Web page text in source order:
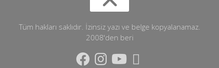
Tüm hakları saklıdır. İzinsiz yazı ve belge kopyalanamaz.
2008'den beri